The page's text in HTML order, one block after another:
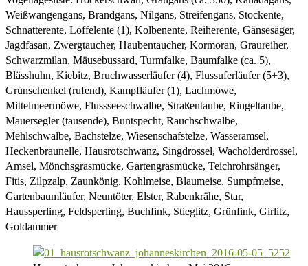
Weißwangengans, Brandgans, Nilgans, Streifengans, Stockente,
Schnatterente, Löffelente (1), Kolbenente, Reiherente, Gänsesäger,
Jagdfasan, Zwergtaucher, Haubentaucher, Kormoran, Graureiher,
Schwarzmilan, Mäusebussard, Turmfalke, Baumfalke (ca. 5),
Blässhuhn, Kiebitz, Bruchwasserläufer (4), Flussuferläufer (5+3),
Grünschenkel (rufend), Kampfläufer (1), Lachmöwe,
Mittelmeermöwe, Flussseeschwalbe, Straßentaube, Ringeltaube,
Mauersegler (tausende), Buntspecht, Rauchschwalbe,
Mehlschwalbe, Bachstelze, Wiesenschafstelze, Wasseramsel,
Heckenbraunelle, Hausrotschwanz, Singdrossel, Wacholderdrossel,
Amsel, Mönchsgrasmücke, Gartengrasmücke, Teichrohrsänger,
Fitis, Zilpzalp, Zaunkönig, Kohlmeise, Blaumeise, Sumpfmeise,
Gartenbaumläufer, Neuntöter, Elster, Rabenkrähe, Star,
Haussperling, Feldsperling, Buchfink, Stieglitz, Grünfink, Girlitz,
Goldammer